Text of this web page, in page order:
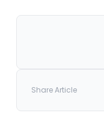
Share Article